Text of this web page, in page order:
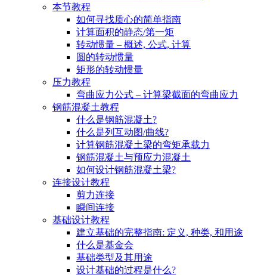
本节教程
如何寻找质心的简单指南
计算面积的静态/第一矩
转动惯量 – 概述, 公式, 计算
圆的转动惯量
矩形的转动惯量
压力教程
弯曲应力公式 – 计算梁截面的弯曲应力
钢筋混凝土教程
什么是钢筋混凝土?
什么是列互动图/曲线?
计算钢筋混凝土梁的弯矩承载力
钢筋混凝土与预应力混凝土
如何设计钢筋混凝土梁?
连接设计教程
剪力连接
瞬间连接
基础设计教程
建立基础的完整指南: 定义, 种类, 和用途
什么是基金会
基础类型及其用途
设计基础的过程是什么?